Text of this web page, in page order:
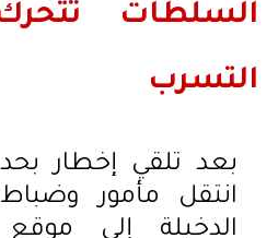
السلطات
التسرب
بعد تلقي إخطار
انتقل مأمور
الدخيلة إلى موقع